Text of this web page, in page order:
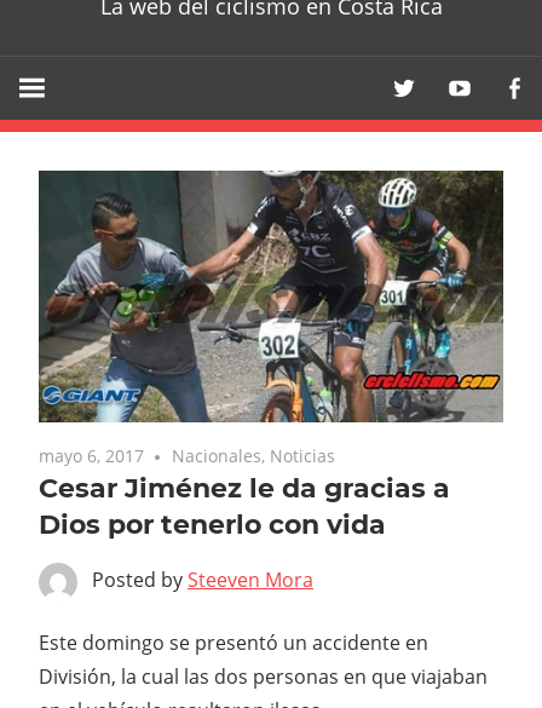
La web del ciclismo en Costa Rica
mayo 6, 2017 Nacionales, Noticias
Cesar Jiménez le da gracias a
Dios por tenerlo con vida
Posted bySteeven Mora
Este domingo se presentó un accidente en
División, la cual las dos personas en que viajaban